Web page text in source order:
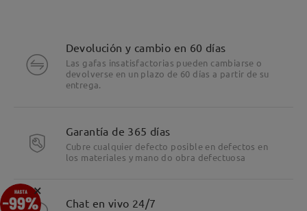
Detalles
Devolución y cambio en 60 días
Las gafas insatisfactorias pueden cambiarse o
devolverse en un plazo de 60 días a partir de su
entrega.
Garantía de 365 días
Cubre cualquier defecto posible en defectos en
los materiales y mano do obra defectuosa
Chat en vivo 24/7
×